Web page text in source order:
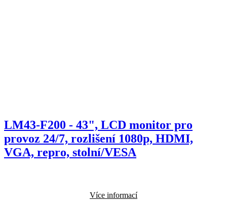
LM43-F200 - 43", LCD monitor pro
provoz 24/7, rozlišení 1080p, HDMI,
VGA, repro, stolní/VESA
Více informací